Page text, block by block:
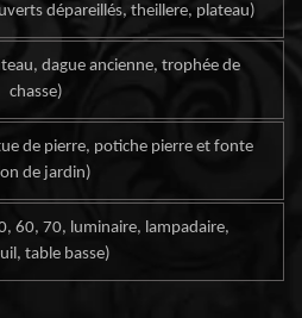
dépareillés, theillere, plateau)
dague ancienne, trophée de
chasse)
de pierre, potiche pierre et fonte
de jardin)
60, 70, luminaire, lampadaire,
table basse)